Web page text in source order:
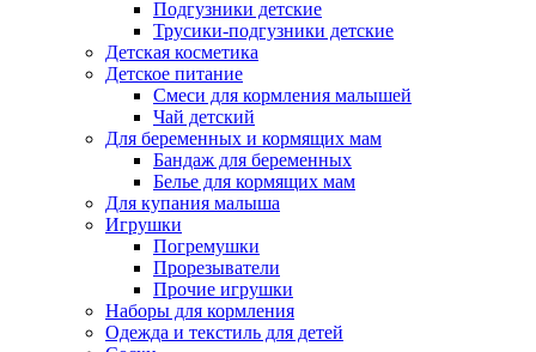
Подгузники детские
Трусики-подгузники детские
Детская косметика
Детское питание
Смеси для кормления малышей
Чай детский
Для беременных и кормящих мам
Бандаж для беременных
Белье для кормящих мам
Для купания малыша
Игрушки
Погремушки
Прорезыватели
Прочие игрушки
Наборы для кормления
Одежда и текстиль для детей